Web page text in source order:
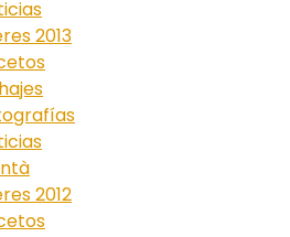
2013
2012